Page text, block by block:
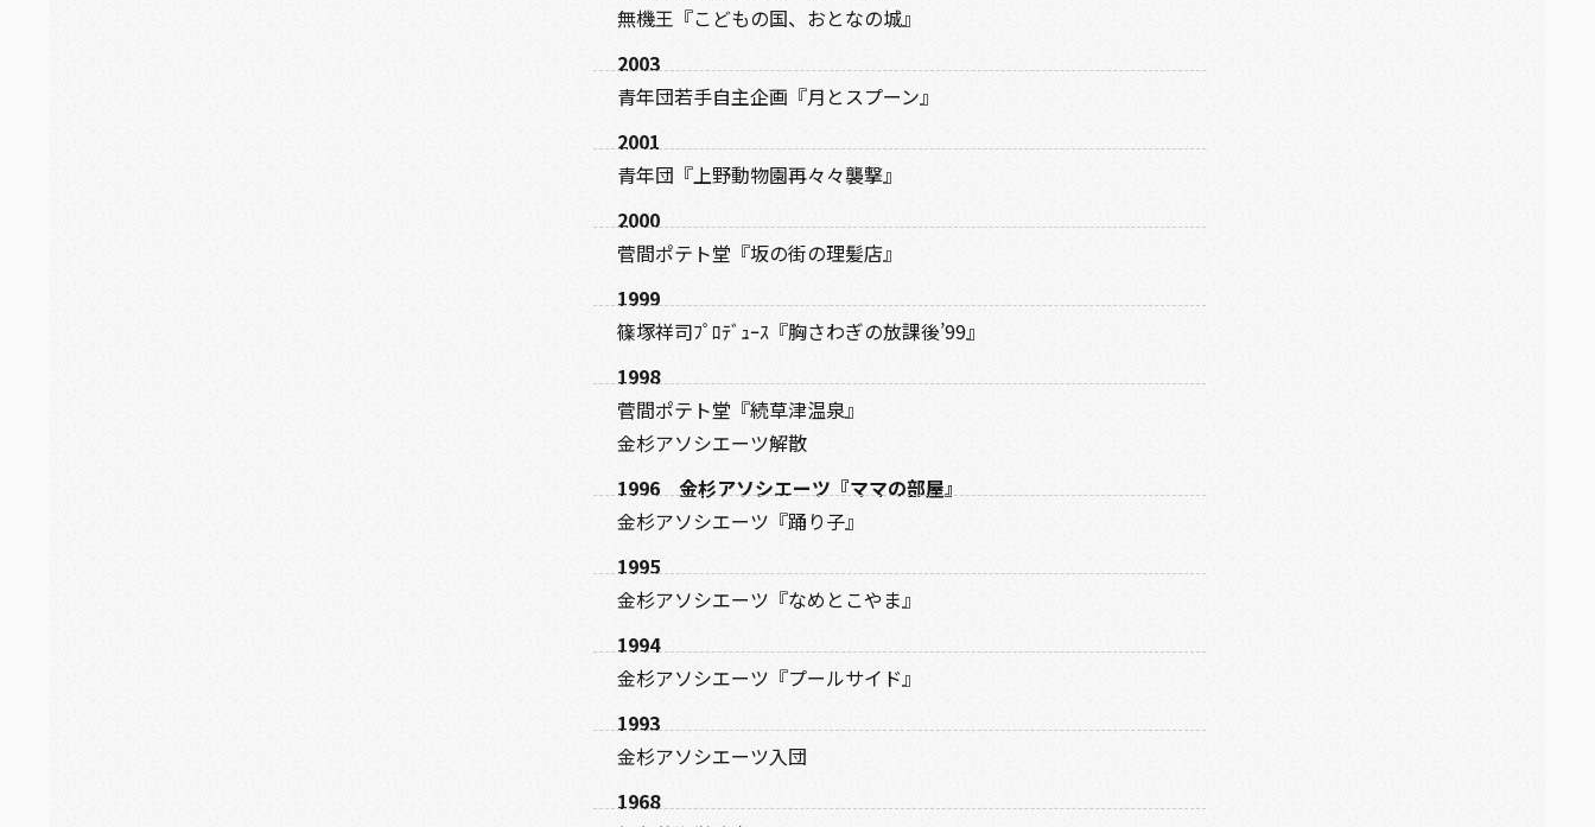
無機王『こどもの国、おとなの城』
2003
青年団若手自主企画『月とスプーン』
2001
青年団『上野動物園再々々襲撃』
2000
菅間ポテト堂『坂の街の理髪店』
1999
篠塚祥司ﾌﾟﾛﾃﾞｭｰｽ『胸さわぎの放課後’99』
1998
菅間ポテト堂『続草津温泉』
金杉アソシエーツ解散
1996 金杉アソシエーツ『ママの部屋』
金杉アソシエーツ『踊り子』
1995
金杉アソシエーツ『なめとこやま』
1994
金杉アソシエーツ『プールサイド』
1993
金杉アソシエーツ入団
1968